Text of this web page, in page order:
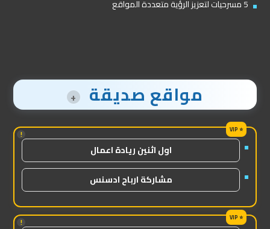
5 مسرحيات لتعزيز الرؤية متعددة المواقع
مواقع صديقة +
!
اول اثنين ريادة اعمال
مشاركة ارباح ادسنس
!